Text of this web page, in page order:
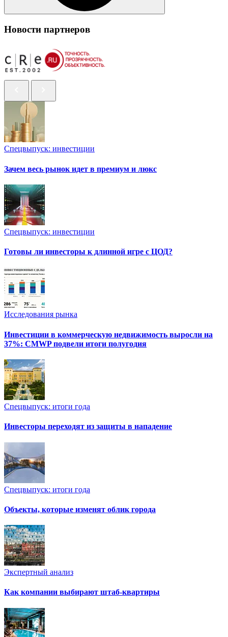
Новости партнеров
Спецвыпуск: инвестиции
Зачем весь рынок идет в премиум и люкс
Спецвыпуск: инвестиции
Готовы ли инвесторы к длинной игре с ЦОД?
Исследования рынка
Инвестиции в коммерческую недвижимость выросли на
37%: CMWP подвели итоги полугодия
Спецвыпуск: итоги года
Инвесторы переходят из защиты в нападение
Спецвыпуск: итоги года
Объекты, которые изменят облик города
Экспертный анализ
Как компании выбирают штаб-квартиры